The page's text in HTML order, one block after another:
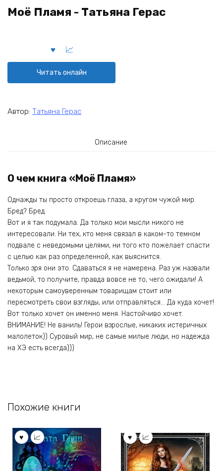
Моё Пламя - Татьяна Герас
Читать онлайн
Автор: Татьяна Герас
Описание
О чем книга «Моё Пламя»
Однажды ты просто откроешь глаза, а кругом чужой мир.
Бред? Бред.
Вот и я так подумала. Да только мои мысли никого не
интересовали. Ни тех, кто меня связал в каком-то темном
подвале с неведомыми целями, ни того кто пожелает спасти
с целью как раз определенной, как выяснится.
Только зря они это. Сдаваться я не намерена. Раз уж назвали
ведьмой, то получите, правда вовсе не то, чего ожидали! А
некоторым самоуверенным товарищам стоит или
пересмотреть свои взгляды, или отправляться… Да куда хочет!
Вот только хочет он именно меня. Настойчиво хочет.
ВНИМАНИЕ! Не ваниль! Герои взрослые, никаких истеричных
малолеток)) Суровый мир, не самые милые люди, но надежда
на ХЭ есть всегда)))
Похожие книги